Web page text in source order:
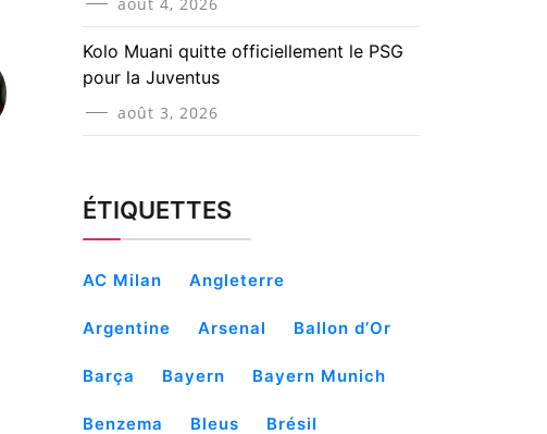
Kolo Muani quitte officiellement le PSG
pour la Juventus
août 3, 2026
ÉTIQUETTES
AC Milan Angleterre
Argentine Arsenal Ballon d’Or
Barça Bayern Bayern Munich
Benzema Bleus Brésil